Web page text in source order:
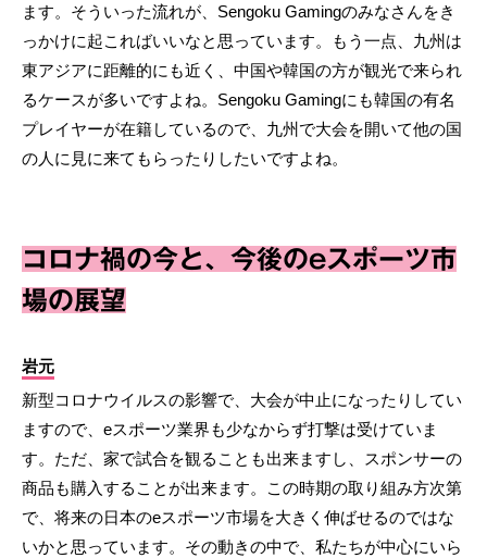
ます。そういった流れが、Sengoku Gamingのみなさんをき
っかけに起こればいいなと思っています。もう一点、九州は
東アジアに距離的にも近く、中国や韓国の方が観光で来られ
るケースが多いですよね。Sengoku Gamingにも韓国の有名
プレイヤーが在籍しているので、九州で大会を開いて他の国
の人に見に来てもらったりしたいですよね。
コロナ禍の今と、今後のeスポーツ市
場の展望
岩元
新型コロナウイルスの影響で、大会が中止になったりしてい
ますので、eスポーツ業界も少なからず打撃は受けていま
す。ただ、家で試合を観ることも出来ますし、スポンサーの
商品も購入することが出来ます。この時期の取り組み方次第
で、将来の日本のeスポーツ市場を大きく伸ばせるのではな
いかと思っています。その動きの中で、私たちが中心にいら